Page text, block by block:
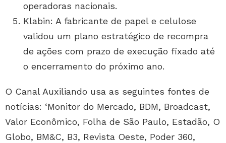
operadoras nacionais.
Klabin: A fabricante de papel e celulose
validou um plano estratégico de recompra
de ações com prazo de execução fixado até
o encerramento do próximo ano.
O Canal Auxiliando usa as seguintes fontes de
notícias: ‘Monitor do Mercado, BDM, Broadcast,
Valor Econômico, Folha de São Paulo, Estadão, O
Globo, BM&C, B3, Revista Oeste, Poder 360,